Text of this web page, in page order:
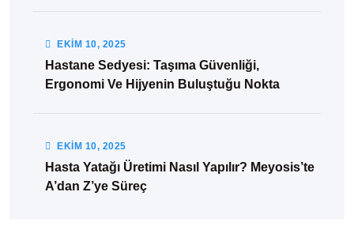
EKIM 10, 2025
Hastane Sedyesi: Taşıma Güvenliği,
Ergonomi Ve Hijyenin Buluştuğu Nokta
EKIM 10, 2025
Hasta Yatağı Üretimi Nasıl Yapılır? Meyosis’te
A’dan Z’ye Süreç